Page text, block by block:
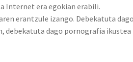
Internet era egokian erabili.
erantzule izango. Debekatuta dago
debekatuta dago pornografia ikustea